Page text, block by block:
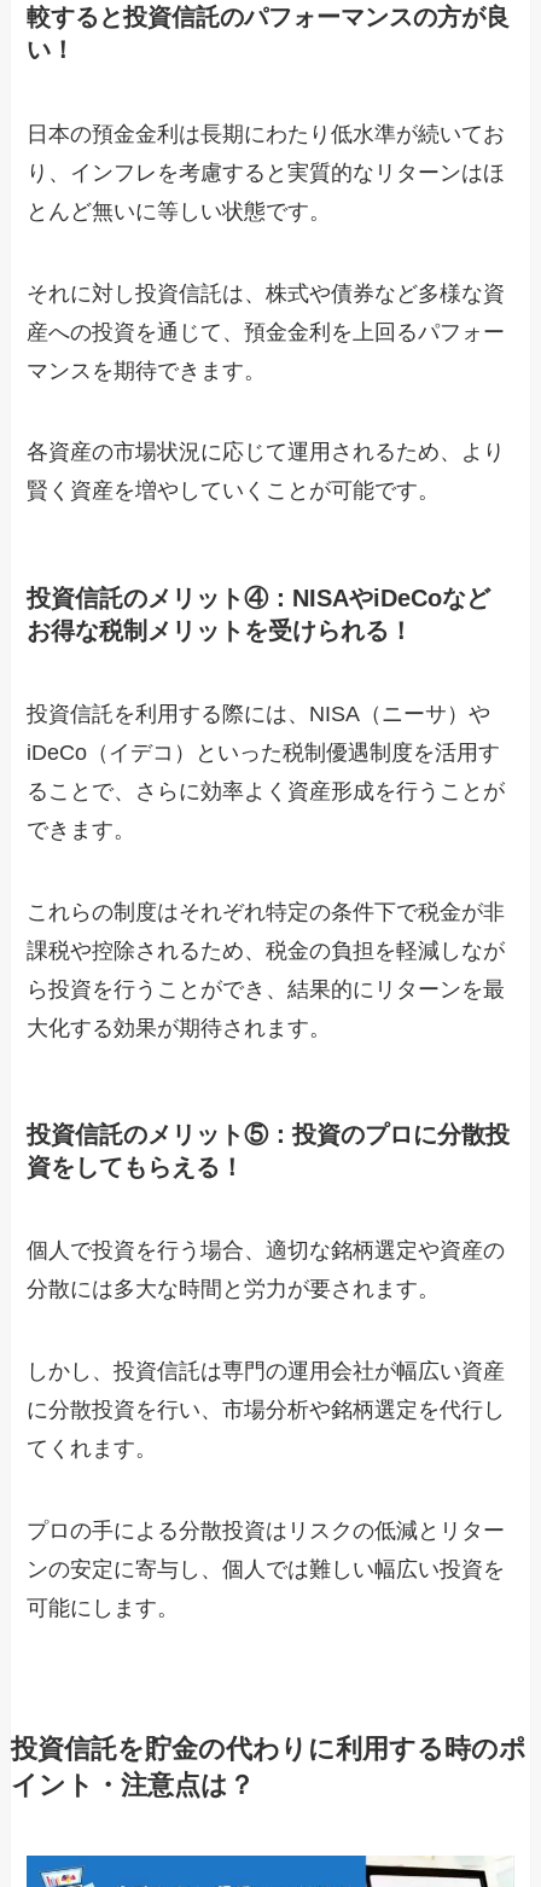
較すると投資信託のパフォーマンスの方が良
い！
日本の預金金利は長期にわたり低水準が続いてお
り、インフレを考慮すると実質的なリターンはほ
とんど無いに等しい状態です。
それに対し投資信託は、株式や債券など多様な資
産への投資を通じて、預金金利を上回るパフォー
マンスを期待できます。
各資産の市場状況に応じて運用されるため、より
賢く資産を増やしていくことが可能です。
投資信託のメリット④：NISAやiDeCoなど
お得な税制メリットを受けられる！
投資信託を利用する際には、NISA（ニーサ）や
iDeCo（イデコ）といった税制優遇制度を活用す
ることで、さらに効率よく資産形成を行うことが
できます。
これらの制度はそれぞれ特定の条件下で税金が非
課税や控除されるため、税金の負担を軽減しなが
ら投資を行うことができ、結果的にリターンを最
大化する効果が期待されます。
投資信託のメリット⑤：投資のプロに分散投
資をしてもらえる！
個人で投資を行う場合、適切な銘柄選定や資産の
分散には多大な時間と労力が要されます。
しかし、投資信託は専門の運用会社が幅広い資産
に分散投資を行い、市場分析や銘柄選定を代行し
てくれます。
プロの手による分散投資はリスクの低減とリター
ンの安定に寄与し、個人では難しい幅広い投資を
可能にします。
投資信託を貯金の代わりに利用する時のポ
イント・注意点は？